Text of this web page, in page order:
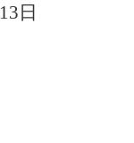
13 日